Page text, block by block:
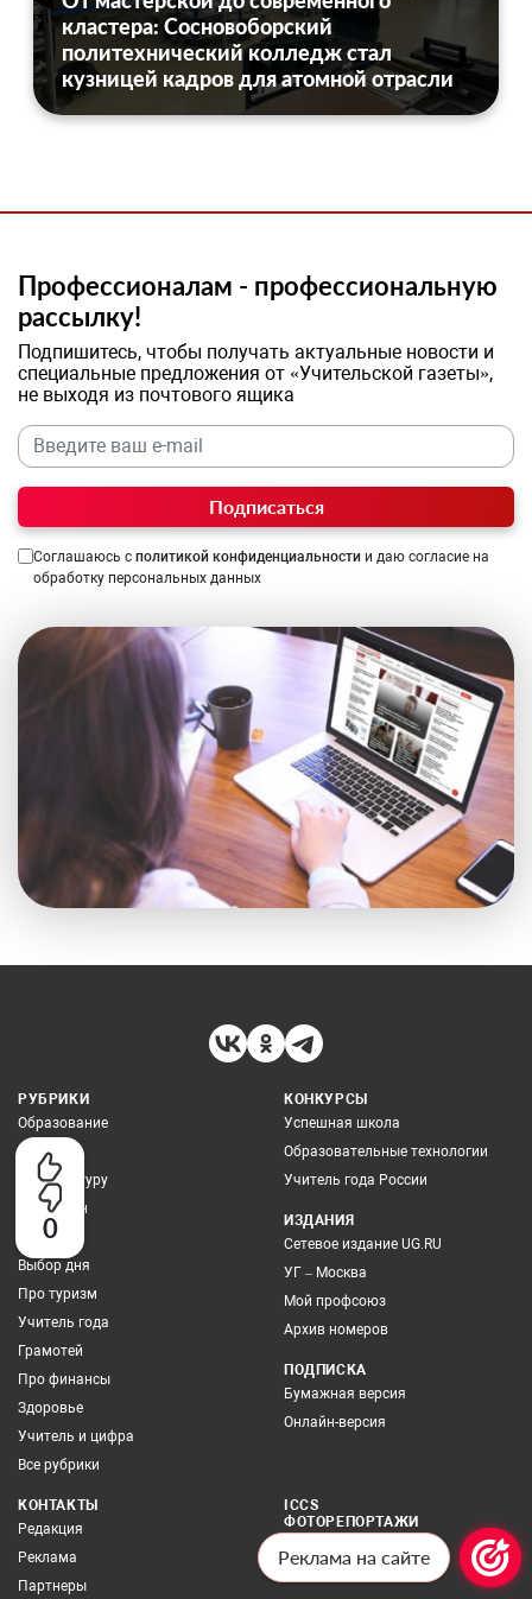
0
кластера: Сосновоборский
политехнический колледж стал
кузницей кадров для атомной отрасли
Профессионалам - профессиональную
рассылку!
Подпишитесь, чтобы получать актуальные новости и
специальные предложения от «Учительской газеты»,
не выходя из почтового ящика
Подписаться
Соглашаюсь с политикой конфиденциальности и даю согласие на
обработку персональных данных
РУБРИКИ
Образование
Наука
Про культуру
Про закон
Экология
Выбор дня
Про туризм
Учитель года
Грамотей
Про финансы
Здоровье
Учитель и цифра
Все рубрики
КОНКУРСЫ
Успешная школа
Образовательные технологии
Учитель года России
ИЗДАНИЯ
Сетевое издание UG.RU
УГ – Москва
Мой профсоюз
Архив номеров
ПОДПИСКА
Бумажная версия
Онлайн-версия
КОНТАКТЫ
Редакция
Реклама
Партнеры
ICCS
ФОТОРЕПОРТАЖИ
БЛОГ
Реклама на сайте